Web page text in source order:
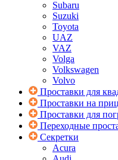
Subaru
Suzuki
Toyota
UAZ
VAZ
Volga
Volkswagen
Volvo
Проставки для
Проставки на
Проставки для
Переходные
Секретки
Acura